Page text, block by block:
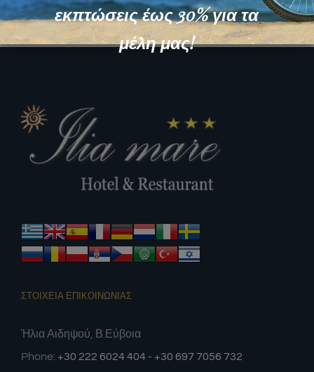
ΣΤΟΙΧΕΙΑ ΕΠΙΚΟΙΝΩΝΙΑΣ
Ήλια Αιδηψού, Β.Εύβοια
Phone: +30 222 6024 404 - +30 697 7056 732
εκπτώσεις έως 30% για τα
μέλη μας!